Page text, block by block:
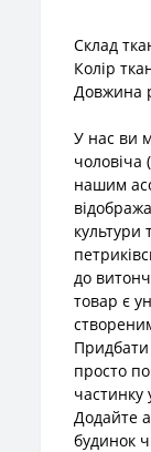
Склад
Колір
Довжина
У нас ви
чоловіча
нашим
культури
до
товар є
просто
частинку
Додайте
будинок